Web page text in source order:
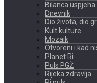
Bilanca uspjeha
Dnevnik
Dio života, dio
Kult kulture
Mozaik
Otvoreni i kad
Planet Ri
Puls PGŽ
Rijeka zdravlja